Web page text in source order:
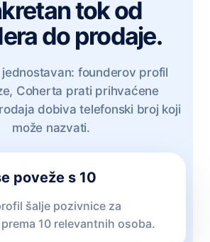
tok od
do prodaje.
jednostavan: founderov profil
Coherta prati prihvaćene
dobiva telefonski broj koji
može nazvati.
poveže s 10
šalje pozivnice za
10 relevantnih osoba.